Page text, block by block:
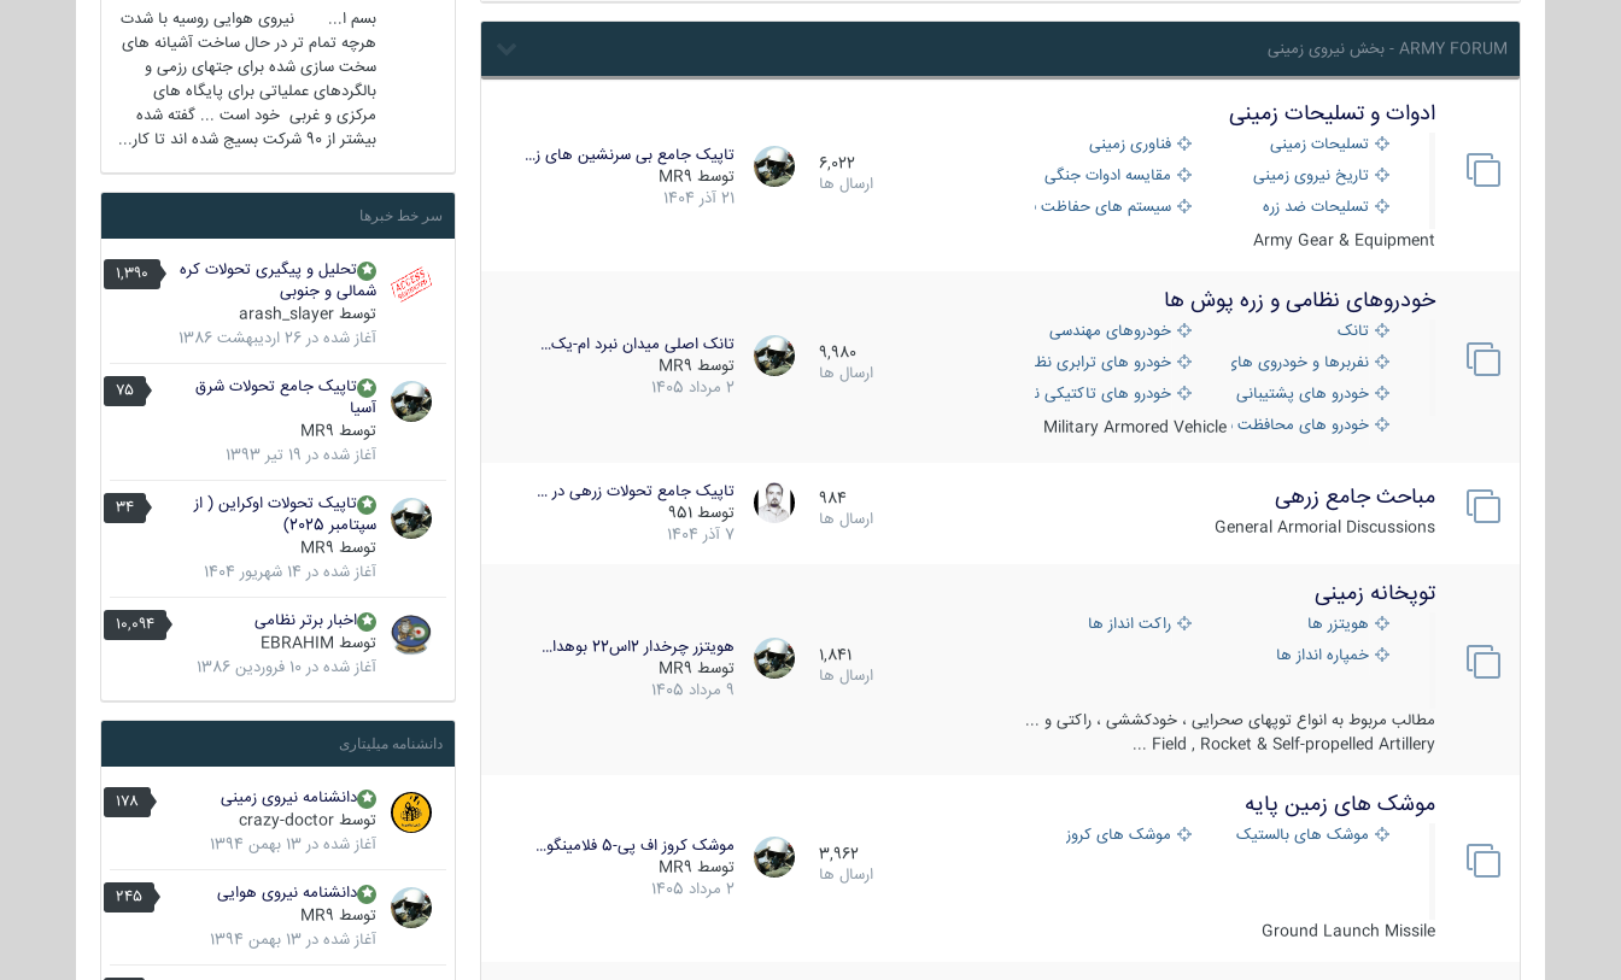
ARMY FORUM - بخش نیروی زمینی
ادوات و تسلیحات زمینی
تسلیحات زمینی
فناوری زمینی
تاریخ نیروی زمینی
مقایسه ادوات جنگی
تسلیحات ضد زره
سیستم های حفاظت فعال
Army Gear & Equipment
6,022
ارسال ها
تاپیک جامع بی سرنشین های ز…
توسط MR9
21 آذر 1404
خودروهای نظامی و زره پوش ها
تانک
خودروهای مهندسی
نفربرها و خودروی های رزمی پیاده نظامخودرو های ترابری نظامی
خودرو های پشتیبانی آتش ، شناسایی و ضد تانک
خودرو های تاکتیکی نظامی
خودرو های محافظت شدهMilitary Armored Vehicle
9,980
ارسال ها
تانک اصلی میدان نبرد ام-یک…
توسط MR9
2 مرداد 1405
مباحث جامع زرهی
General Armorial Discussions
984
ارسال ها
تاپیک جامع تحولات زرهی در …
توسط 951
7 آذر 1404
توپخانه زمینی
هویتزر ها
راکت انداز ها
خمپاره انداز ها
مطالب مربوط به انواع توپهای صحرایی ، خودکششی ، راکتی و ...
Field , Rocket & Self-propelled Artillery ...
1,841
ارسال ها
هویتزر چرخدار 2اس22 بوهدا…
توسط MR9
9 مرداد 1405
موشک های زمین پایه
موشک های بالستیک موشک های کروز
Ground Launch Missile
3,962
ارسال ها
موشک کروز اف پی-5 فلامینگو…
توسط MR9
2 مرداد 1405
بسم ا... نیروی هوایی روسیه با شدت
هرچه تمام تر در حال ساخت آشیانه های
سخت سازی شده برای جتهای رزمی و
بالگردهای عملیاتی برای پایگاه های
مرکزی و غربی خود است ... گفته شده
بیشتر از 90 شرکت بسیج شده اند تا کار...
سر خط خبرها
1,390
تحلیل و پیگیری تحولات کره
شمالی و جنوبی
توسط arash_slayer
آغاز شده در 26 اردیبهشت 1386
75
تاپیک جامع تحولات شرق
آسیا
توسط MR9
آغاز شده در 19 تیر 1393
34
تاپیک تحولات اوکراین ( از
سپتامبر 2025)
توسط MR9
آغاز شده در 14 شهریور 1404
10,094
اخبار برتر نظامی
توسط EBRAHIM
آغاز شده در 10 فروردین 1386
دانشنامه میلیتاری
178
دانشنامه نیروی زمینی
توسط crazy-doctor
آغاز شده در 13 بهمن 1394
245
دانشنامه نیروی هوایی
توسط MR9
آغاز شده در 13 بهمن 1394